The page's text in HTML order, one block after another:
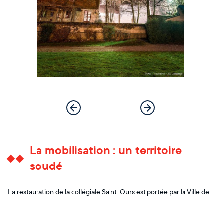
La mobilisation : un territoire
soudé
La restauration de la collégiale Saint-Ours est portée par la Ville de